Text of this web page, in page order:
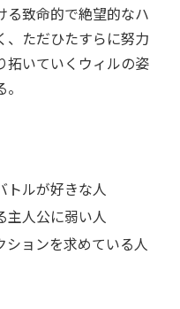
る致命的で絶望的なハ
、ただひたすらに努力
拓いていくウィルの姿
ルが好きな人
主人公に弱い人
ションを求めている人